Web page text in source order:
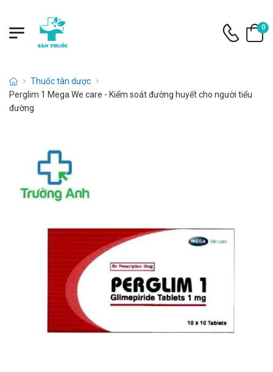
0
Thuốc tân dược
Perglim 1 Mega We care - Kiểm soát đường huyết cho người tiểu
đường